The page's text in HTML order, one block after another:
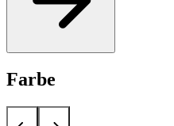
Farbe